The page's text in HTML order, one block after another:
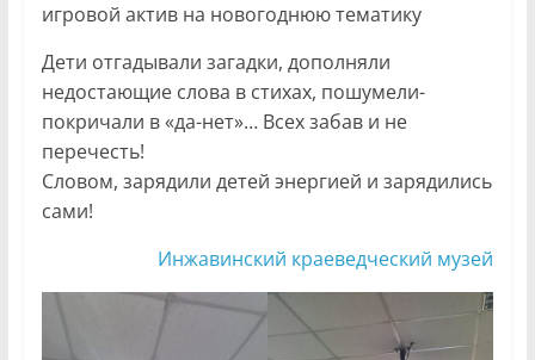
игровой актив на новогоднюю тематику
Дети отгадывали загадки, дополняли
недостающие слова в стихах, пошумели-
покричали в «да-нет»… Всех забав и не
перечесть!
Словом, зарядили детей энергией и зарядились
сами!
Инжавинский краеведческий музей